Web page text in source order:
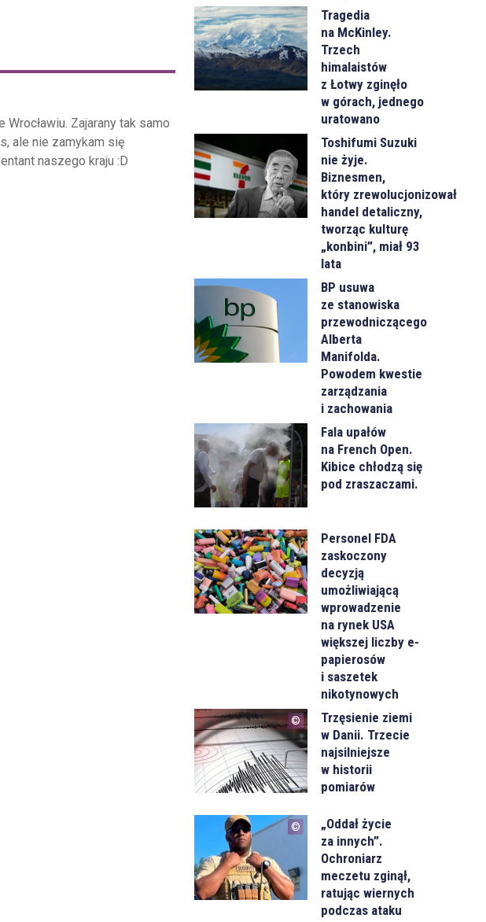
Zajarany tak samo
ale nie zamykam się
naszego kraju :D
Tragedia
na McKinley.
Trzech
himalaistów
z Łotwy zginęło
w górach, jednego
uratowano
Toshifumi Suzuki
nie żyje.
Biznesmen,
który zrewolucjonizował
handel detaliczny,
tworząc kulturę
„konbini”, miał 93
lata
BP usuwa
ze stanowiska
przewodniczącego
Alberta
Manifolda.
Powodem kwestie
zarządzania
i zachowania
Fala upałów
na French Open.
Kibice chłodzą się
pod zraszaczami.
Personel FDA
zaskoczony
decyzją
umożliwiającą
wprowadzenie
na rynek USA
większej liczby e-
papierosów
i saszetek
nikotynowych
Trzęsienie ziemi
w Danii. Trzecie
najsilniejsze
w historii
pomiarów
„Oddał życie
za innych”.
Ochroniarz
meczetu zginął,
ratując wiernych
podczas ataku